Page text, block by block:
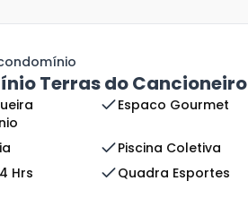
Terras do Cancioneiro
Espaco Gourmet
Piscina Coletiva
Hrs
Quadra Esportes